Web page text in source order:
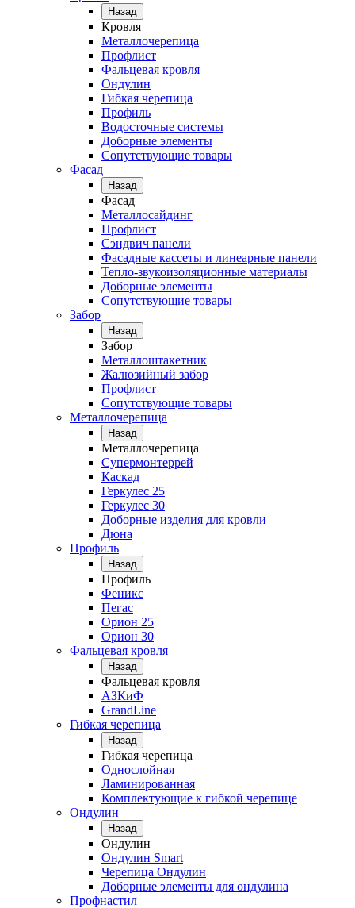
Назад
Кровля
Металлочерепица
Профлист
Фальцевая кровля
Ондулин
Гибкая черепица
Профиль
Водосточные системы
Доборные элементы
Сопутствующие товары
Фасад
Назад
Фасад
Металлосайдинг
Профлист
Сэндвич панели
Фасадные кассеты и линеарные панели
Тепло-звукоизоляционные материалы
Доборные элементы
Сопутствующие товары
Забор
Назад
Забор
Металлоштакетник
Жалюзийный забор
Профлист
Сопутствующие товары
Металлочерепица
Назад
Металлочерепица
Супермонтеррей
Каскад
Геркулес 25
Геркулес 30
Доборные изделия для кровли
Дюна
Профиль
Назад
Профиль
Феникс
Пегас
Орион 25
Орион 30
Фальцевая кровля
Назад
Фальцевая кровля
АЗКиФ
GrandLine
Гибкая черепица
Назад
Гибкая черепица
Однослойная
Ламинированная
Комплектующие к гибкой черепице
Ондулин
Назад
Ондулин
Ондулин Smart
Черепица Ондулин
Доборные элементы для ондулина
Профнастил